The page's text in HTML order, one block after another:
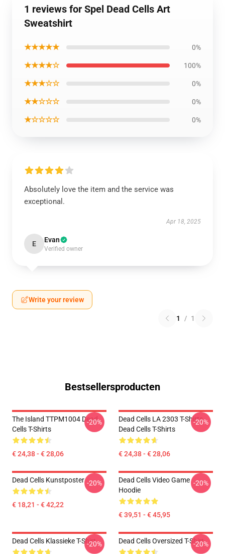
1 reviews for Spel Dead Cells Art
Sweatshirt
★★★★★ 0%
★★★★☆ 100%
★★★☆☆ 0%
★★☆☆☆ 0%
★☆☆☆☆ 0%
Absolutely love the item and the service was
exceptional.
Apr 18, 2025
E Evan
Verified owner
Write your review
1 / 1
Bestsellersproducten
The Island TTPM1004 Dead
Cells T-Shirts
€ 24,38 - € 28,06
-20%
Dead Cells LA 2303 T-Shirts
Dead Cells T-Shirts
€ 24,38 - € 28,06
-20%
Dead Cells Kunstposter
€ 18,21 - € 42,22
-20%
Dead Cells Video Game
Hoodie
€ 39,51 - € 45,95
-20%
Dead Cells Klassieke T-Shirt
-20% Dead Cells Oversized T-Shirt
-20%